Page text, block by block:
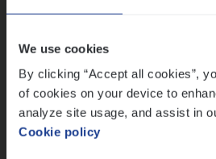
We use cookies
By clicking “Accept all cookies”,
of cookies on your device to
analyze site usage, and assist in
Cookie policy